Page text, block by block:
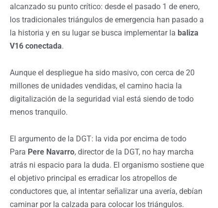
alcanzado su punto crítico: desde el pasado 1 de enero,
los tradicionales triángulos de emergencia han pasado a
la historia y en su lugar se busca implementar la baliza
V16 conectada.
Aunque el despliegue ha sido masivo, con cerca de 20
millones de unidades vendidas, el camino hacia la
digitalización de la seguridad vial está siendo de todo
menos tranquilo.
El argumento de la DGT: la vida por encima de todo
Para Pere Navarro, director de la DGT, no hay marcha
atrás ni espacio para la duda. El organismo sostiene que
el objetivo principal es erradicar los atropellos de
conductores que, al intentar señalizar una avería, debían
caminar por la calzada para colocar los triángulos.